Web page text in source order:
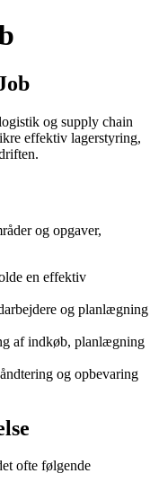
og supply chain
effektiv lagerstyring,
og opgaver,
en effektiv
og planlægning
af indkøb, planlægning
og opbevaring
ofte følgende